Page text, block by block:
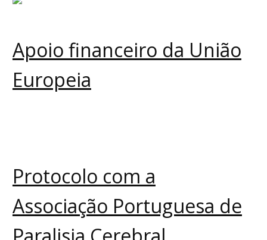
Apoio financeiro da União
Europeia
Protocolo com a
Associação Portuguesa de